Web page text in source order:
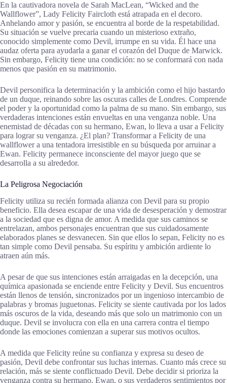
En la cautivadora novela de Sarah MacLean, “Wicked and the
Wallflower”, Lady Felicity Faircloth está atrapada en el decoro.
Anhelando amor y pasión, se encuentra al borde de la respetabilidad.
Su situación se vuelve precaria cuando un misterioso extraño,
conocido simplemente como Devil, irrumpe en su vida. Él hace una
audaz oferta para ayudarla a ganar el corazón del Duque de Marwick.
Sin embargo, Felicity tiene una condición: no se conformará con nada
menos que pasión en su matrimonio.
Devil personifica la determinación y la ambición como el hijo bastardo
de un duque, reinando sobre las oscuras calles de Londres. Comprende
el poder y la oportunidad como la palma de su mano. Sin embargo, sus
verdaderas intenciones están envueltas en una venganza noble. Una
enemistad de décadas con su hermano, Ewan, lo lleva a usar a Felicity
para lograr su venganza. ¿El plan? Transformar a Felicity de una
wallflower a una tentadora irresistible en su búsqueda por arruinar a
Ewan. Felicity permanece inconsciente del mayor juego que se
desarrolla a su alrededor.
La Peligrosa Negociación
Felicity utiliza su recién formada alianza con Devil para su propio
beneficio. Ella desea escapar de una vida de desesperación y demostrar
a la sociedad que es digna de amor. A medida que sus caminos se
entrelazan, ambos personajes encuentran que sus cuidadosamente
elaborados planes se desvanecen. Sin que ellos lo sepan, Felicity no es
tan simple como Devil pensaba. Su espíritu y ambición ardiente lo
atraen aún más.
A pesar de que sus intenciones están arraigadas en la decepción, una
química apasionada se enciende entre Felicity y Devil. Sus encuentros
están llenos de tensión, sincronizados por un ingenioso intercambio de
palabras y bromas juguetonas. Felicity se siente cautivada por los lados
más oscuros de la vida, deseando más que solo un matrimonio con un
duque. Devil se involucra con ella en una carrera contra el tiempo
donde las emociones comienzan a superar sus motivos ocultos.
A medida que Felicity reúne su confianza y expresa su deseo de
pasión, Devil debe confrontar sus luchas internas. Cuanto más crece su
relación, más se siente conflictuado Devil. Debe decidir si prioriza la
venganza contra su hermano, Ewan, o sus verdaderos sentimientos por